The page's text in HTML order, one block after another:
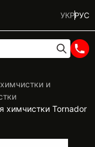
УКРРУС
и
химчистки Tornador